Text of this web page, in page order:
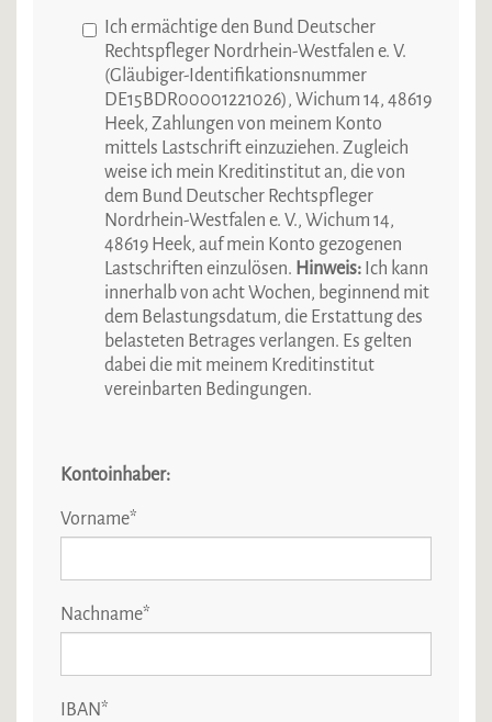
Ich ermächtige den Bund Deutscher
Rechtspfleger Nordrhein-Westfalen e. V.
(Gläubiger-Identifikationsnummer
DE15BDR00001221026), Wichum 14, 48619
Heek, Zahlungen von meinem Konto
mittels Lastschrift einzuziehen. Zugleich
weise ich mein Kreditinstitut an, die von
dem Bund Deutscher Rechtspfleger
Nordrhein-Westfalen e. V., Wichum 14,
48619 Heek, auf mein Konto gezogenen
Lastschriften einzulösen. Hinweis: Ich kann
innerhalb von acht Wochen, beginnend mit
dem Belastungsdatum, die Erstattung des
belasteten Betrages verlangen. Es gelten
dabei die mit meinem Kreditinstitut
vereinbarten Bedingungen.
Kontoinhaber:
Vorname*
Nachname*
IBAN*